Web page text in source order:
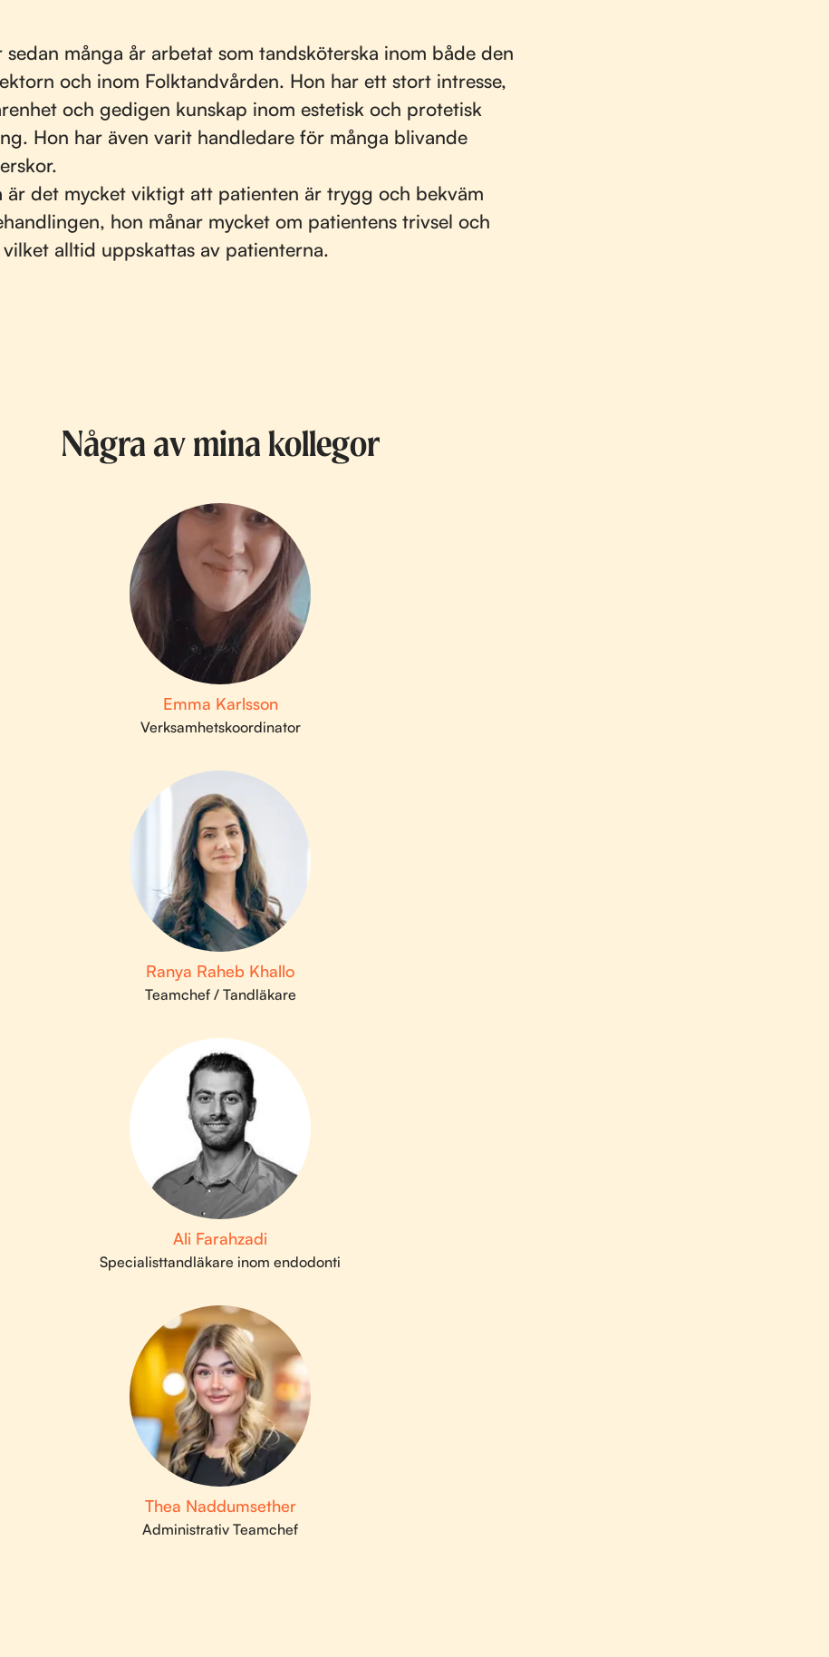
sedan många år arbetat som tandsköterska inom både den
och inom Folktandvården. Hon har ett stort intresse,
och gedigen kunskap inom estetisk och protetisk
Hon har även varit handledare för många blivande
är det mycket viktigt att patienten är trygg och bekväm
hon månar mycket om patientens trivsel och
alltid uppskattas av patienterna.
Några av mina kollegor
Emma Karlsson
Verksamhetskoordinator
Ranya Raheb Khallo
Teamchef / Tandläkare
Ali Farahzadi
Specialisttandläkare inom endodonti
Thea Naddumsether
Administrativ Teamchef